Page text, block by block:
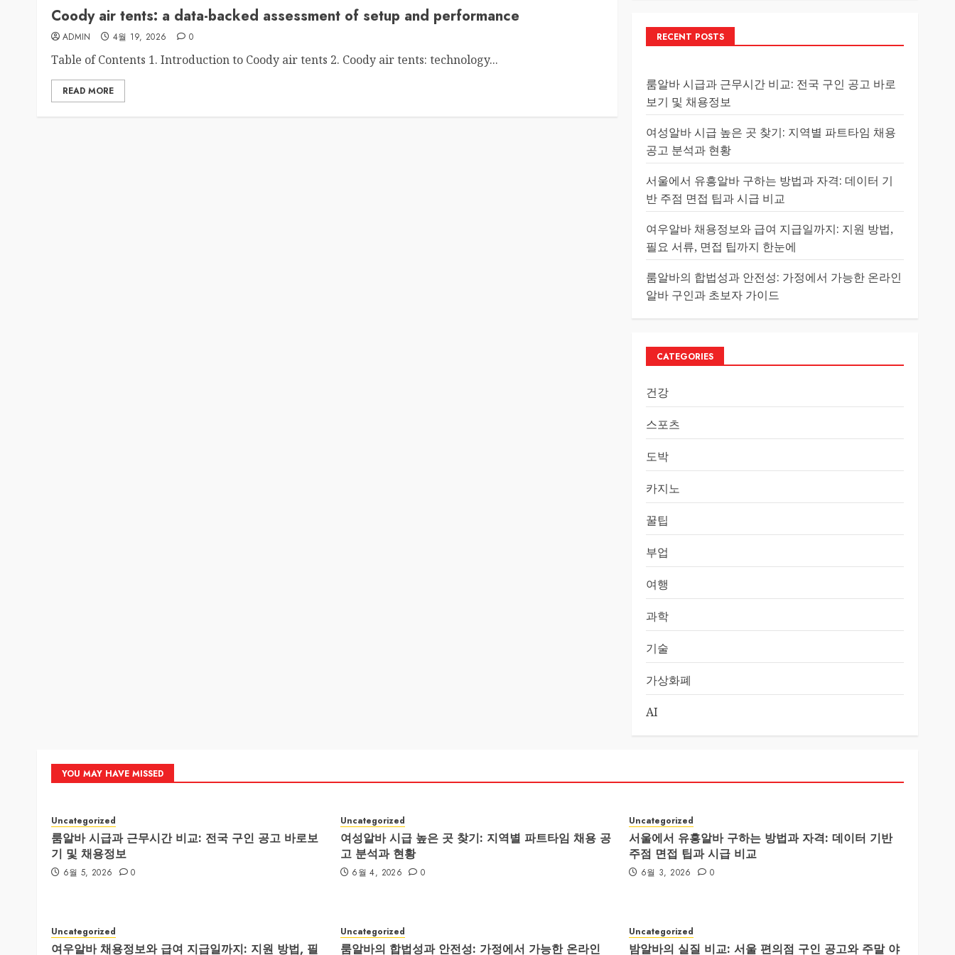
Coody air tents: a data-backed assessment of setup and performance
ADMIN 4월 19, 2026 0
Table of Contents 1. Introduction to Coody air tents 2. Coody air tents: technology...
READ MORE
RECENT POSTS
룸알바 시급과 근무시간 비교: 전국 구인 공고 바로
보기 및 채용정보
여성알바 시급 높은 곳 찾기: 지역별 파트타임 채용
공고 분석과 현황
서울에서 유흥알바 구하는 방법과 자격: 데이터 기
반 주점 면접 팁과 시급 비교
여우알바 채용정보와 급여 지급일까지: 지원 방법,
필요 서류, 면접 팁까지 한눈에
룸알바의 합법성과 안전성: 가정에서 가능한 온라인
알바 구인과 초보자 가이드
CATEGORIES
건강
스포츠
도박
카지노
꿀팁
부업
여행
과학
기술
가상화폐
AI
YOU MAY HAVE MISSED
Uncategorized
룸알바 시급과 근무시간 비교: 전국 구인 공고 바로보
기 및 채용정보
6월 5, 2026 0
Uncategorized
여성알바 시급 높은 곳 찾기: 지역별 파트타임 채용 공
고 분석과 현황
6월 4, 2026 0
Uncategorized
서울에서 유흥알바 구하는 방법과 자격: 데이터 기반
주점 면접 팁과 시급 비교
6월 3, 2026 0
Uncategorized
여우알바 채용정보와 급여 지급일까지: 지원 방법, 필
Uncategorized
룸알바의 합법성과 안전성: 가정에서 가능한 온라인
Uncategorized
밤알바의 실질 비교: 서울 편의점 구인 공고와 주말 야